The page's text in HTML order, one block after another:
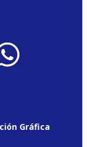
Gráfica